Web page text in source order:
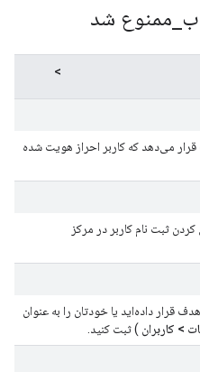
ممنوع شد
می‌دهد که کاربر احراز هویت شده
ثبت نام کاربر در مرکز
قرار داده‌اید یا خودتان را به عنوان
> کاربران ) ثبت کنید.